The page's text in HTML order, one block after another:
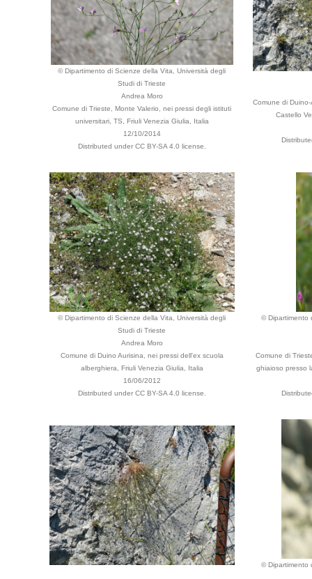
© Dipartimento di Scienze della Vita, Università degli
Studi di Trieste
Andrea Moro
Comune di Trieste, Monte Valerio, nei pressi degli istituti
universitari, TS, Friuli Venezia Giulia, Italia
12/10/2014
Distributed under CC BY-SA 4.0 license.
Comune di
Castello
© Dipartimento di Scienze della Vita, Università degli
Studi di Trieste
Andrea Moro
Comune di Duino Aurisina, nei pressi dell'ex scuola
alberghiera, Friuli Venezia Giulia, Italia
16/06/2012
Distributed under CC BY-SA 4.0 license.
© Dipartimento
Comune di
ghiaioso presso
© Dipartimento